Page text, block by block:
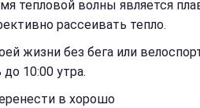
тепловой волны является
рассеивать тепло.
жизни без бега или
10:00 утра.
в хорошо